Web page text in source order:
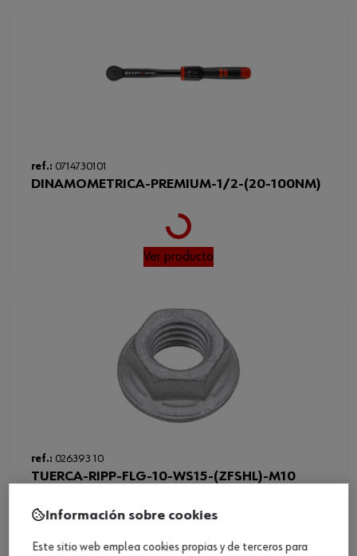
ref.: 0714730101
DINAMOMETRICA-PREMIUM-1/2-(20-100NM)
Loading...
Ver producto
ref.: 026393 10
TUERCA-RIPP-FLG-10-WS15-(ZFSHL)-M10
Ver producto
Información sobre cookies
Este sitio web emplea cookies propias y de terceros para